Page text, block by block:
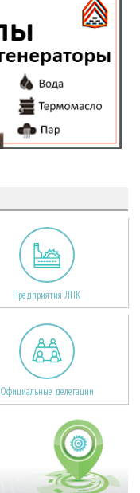
Предприятия ЛПК
Официальные делегации